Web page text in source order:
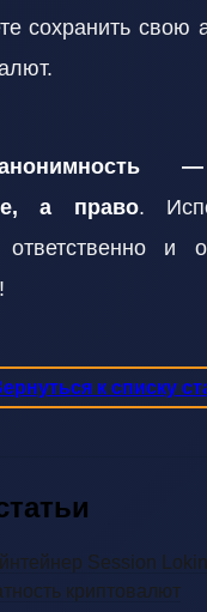
сохранить свою
а право.
ответственно и
к списку
Session
криптовалют